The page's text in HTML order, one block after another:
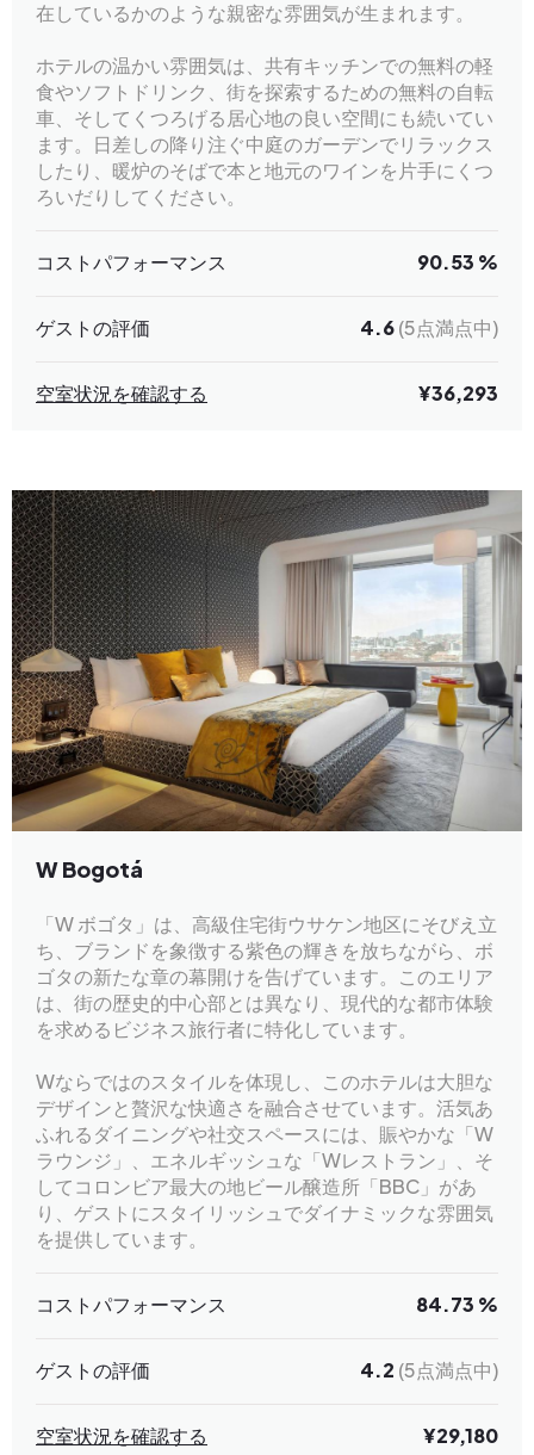
在しているかのような親密な雰囲気が生まれます。
ホテルの温かい雰囲気は、共有キッチンでの無料の軽
食やソフトドリンク、街を探索するための無料の自転
車、そしてくつろげる居心地の良い空間にも続いてい
ます。日差しの降り注ぐ中庭のガーデンでリラックス
したり、暖炉のそばで本と地元のワインを片手にくつ
ろいだりしてください。
コストパフォーマンス 90.53 %
ゲストの評価 4.6(5点満点中)
空室状況を確認する ¥36,293
W Bogotá
「W ボゴタ」は、高級住宅街ウサケン地区にそびえ立
ち、ブランドを象徴する紫色の輝きを放ちながら、ボ
ゴタの新たな章の幕開けを告げています。このエリア
は、街の歴史的中心部とは異なり、現代的な都市体験
を求めるビジネス旅行者に特化しています。
Wならではのスタイルを体現し、このホテルは大胆な
デザインと贅沢な快適さを融合させています。活気あ
ふれるダイニングや社交スペースには、賑やかな「W
ラウンジ」、エネルギッシュな「Wレストラン」、そ
してコロンビア最大の地ビール醸造所「BBC」があ
り、ゲストにスタイリッシュでダイナミックな雰囲気
を提供しています。
コストパフォーマンス 84.73 %
ゲストの評価 4.2 (5点満点中)
空室状況を確認する ¥29,180